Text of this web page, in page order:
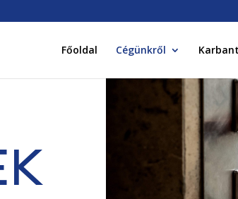
Főoldal Cégünkről